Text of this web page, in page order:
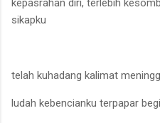
sikapku
telah kuhadang kalimat
ludah kebencianku terpapar